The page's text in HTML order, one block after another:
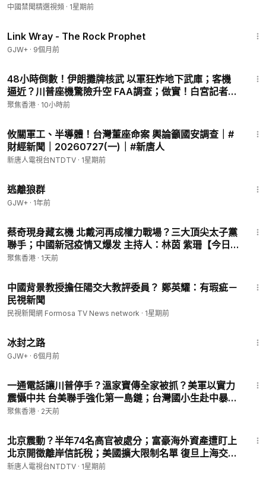
中國禁聞精選視頻 · 1星期前
Link Wray - The Rock Prophet
GJW+ · 9個月前
48小時倒數！伊朗攤牌核武 以軍狂炸地下武庫；客機
逼近？川普座機驚險升空 FAA調查；做實！白宮記者揭
黑幕 習砸巨資攻陷 美媒成中宣部【今日看點】
聚焦香港 · 10小時前
攸關軍工、半導體！台灣董座命案 輿論籲國安調查｜#
財經新聞｜20260727(一)｜#新唐人
新唐人電視台NTDTV · 1星期前
逃離狼群
GJW+ · 1年前
蔡奇現身藏玄機 北戴河再成權力戰場？三大頂尖太子黨
聯手；中國新冠疫情又爆发 主持人：林茵 紫珊【今日點
睇】
聚焦香港 · 1天前
中國背景教授擔任陽交大教評委員？ 鄭英耀：有瑕疵－
民視新聞
民視新聞網 Formosa TV News network · 1星期前
冰封之路
GJW+ · 6個月前
一通電話讓川普停手？溫家寶傳全家被抓？美軍以實力
震懾中共 台美聯手強化第一島鏈；台灣國小生赴中暴增
27倍 中共國師狂言比香港好管【今日新聞】
聚焦香港 · 2天前
北京震動？半年74名高官被處分；富豪海外資產遭盯上
北京開徵離岸信託稅；美國擴大限制名單 復旦上海交大
上榜【中國禁聞】7月26日完整版｜#新唐人
新唐人電視台NTDTV · 1星期前